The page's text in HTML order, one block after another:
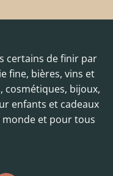
certains de finir par
fine, bières, vins et
cosmétiques, bijoux,
enfants et cadeaux
monde et pour tous